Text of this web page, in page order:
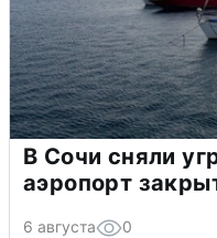
В Сочи сняли
аэропорт
6 августа 0